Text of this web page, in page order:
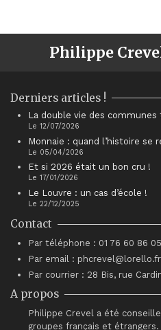
Philippe
Derniers articles !
La double vie des
Le 12/07/2026
Monnaie : quand l’histoire se
Le 05/04/2026
Et si 2026 était un bon cru !
Le 17/01/2026
Le Louvre : un cas d’école !
Le 22/12/2025
Contact
Par téléphone : 01 76 60 86 05
Par email : phcrevel@lorello.fr
Par courrier : 28 Bis, rue
A propos
Philippe Crevel a été
groupes français et